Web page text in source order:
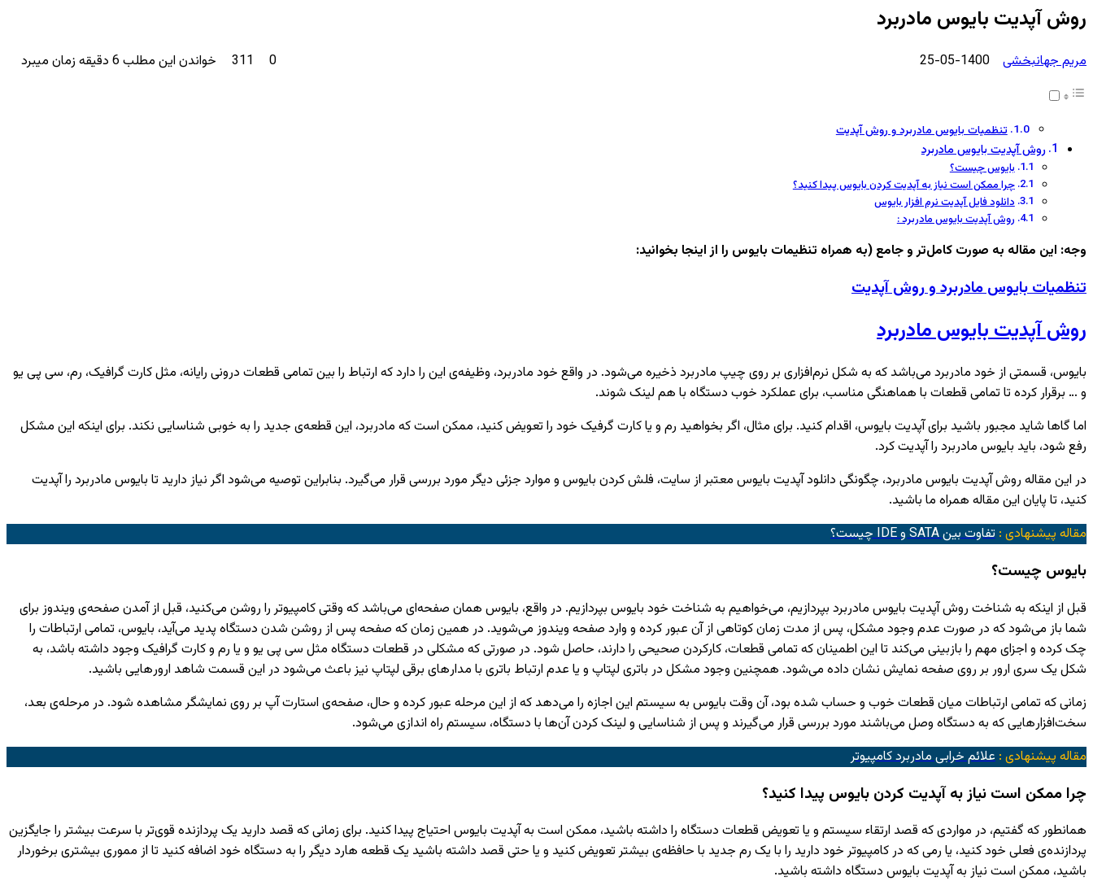
روش آپدیت بایوس مادربرد
مریم جهانبخشی
ارسال
1400-05-25
0 خواندن این مطلب 6 دقیقه زمان میبرد
تنظمیات بایوس مادربرد و روش آپدیت
روش آپدیت بایوس مادربرد
بایوس چیست؟
چرا ممکن است نیاز به آپدیت کردن بایوس پیدا کنید؟
دانلود فایل آپدیت نرم افزار بایوس
روش آپدیت بایوس مادربرد :
وجه: این مقاله به صورت کامل‌تر و جامع (به همراه تنظیمات بایوس را از اینجا بخوانید:
تنظمیات بایوس مادربرد و روش آپدیت
روش آپدیت بایوس مادربرد
بایوس، قسمتی از خود مادربرد می‌باشد که به شکل نرم‌افزاری بر روی چیپ مادربرد ذخیره می‌شود. در واقع خود مادربرد، وظیفه‌ی این را دارد که ارتباط را بین تمامی قطعات درونی رایانه، مثل کارت گرافیک، رم، سی پی یو
و … برقرار کرده تا تمامی قطعات با هماهنگی مناسب، برای عملکرد خوب دستگاه با هم لینک شوند.
اما گاها شاید مجبور باشید برای آپدیت بایوس، اقدام کنید. برای مثال، اگر بخواهید رم و یا کارت گرفیک خود را تعویض کنید، ممکن است که مادربرد، این قطعه‌ی جدید را به خوبی شناسایی نکند. برای اینکه این مشکل
رفع شود، باید بایوس مادربرد را آپدیت کرد.
در این مقاله روش آپدیت بایوس مادربرد، چگونگی دانلود آپدیت بایوس معتبر از سایت، فلش کردن بایوس و موارد جزئی دیگر مورد بررسی قرار می‌گیرد. بنابراین توصیه می‌شود اگر نیاز دارید تا بایوس مادربرد را آپدیت
کنید، تا پایان این مقاله همراه ما باشید.
مقاله پیشنهادی : تفاوت بین SATA و IDE چیست؟
بایوس چیست؟
قبل از اینکه به شناخت روش آپدیت بایوس مادربرد بپردازیم، می‌خواهیم به شناخت خود بایوس بپردازیم. در واقع، بایوس همان صفحه‌ای می‌باشد که وقتی کامپیوتر را روشن می‌کنید، قبل از آمدن صفحه‌ی ویندوز برای
شما باز می‌شود که در صورت عدم وجود مشکل، پس از مدت زمان کوتاهی از آن عبور کرده و وارد صفحه ویندوز می‌شوید. در همین زمان که صفحه پس از روشن شدن دستگاه پدید می‌آید، بایوس، تمامی ارتباطات را
چک کرده و اجزای مهم را بازبینی می‌کند تا این اطمینان که تمامی قطعات، کارکردن صحیحی را دارند، حاصل شود. در صورتی که مشکلی در قطعات دستگاه مثل سی پی یو و یا رم و کارت گرافیک وجود داشته باشد، به
شکل یک سری ارور بر روی صفحه نمایش نشان داده می‌شود. همچنین وجود مشکل در باتری لپتاپ و یا عدم ارتباط باتری با مدار‌های برقی لپتاپ نیز باعث می‌شود در این قسمت شاهد ارور‌هایی باشید.
زمانی که تمامی ارتباطات میان قطعات خوب و حساب شده بود، آن وقت بایوس به سیستم این اجازه را می‌دهد که از این مرحله عبور کرده و حال، صفحه‌ی استارت آپ بر روی نمایشگر مشاهده شود. در مرحله‎‌ی بعد،
سخت‌افزار‌هایی که به دستگاه وصل می‌باشند مورد بررسی قرار می‌گیرند و پس از شناسایی و لینک کردن آن‌ها با دستگاه، سیستم راه اندازی می‌شود.
مقاله پیشنهادی : علائم خرابی مادربرد کامپیوتر
چرا ممکن است نیاز به آپدیت کردن بایوس پیدا کنید؟
همانطور که گفتیم، در مواردی که قصد ارتقاء سیستم و یا تعویض قطعات دستگاه را داشته باشید، ممکن است به آپدیت بایوس احتیاج پیدا کنید. برای زمانی که قصد دارید یک پردازنده قوی‌تر با سرعت بیشتر را جایگزین
پردازنده‌ی فعلی خود کنید، یا رمی که در کامپیوتر خود دارید را با یک رم جدید با حافظه‌ی بیشتر تعویض کنید و یا حتی قصد داشته باشید یک قطعه هارد دیگر را به دستگاه خود اضافه کنید تا از مموری بیشتری برخوردار
باشید، ممکن است نیاز به آپدیت بایوس دستگاه داشته باشید.